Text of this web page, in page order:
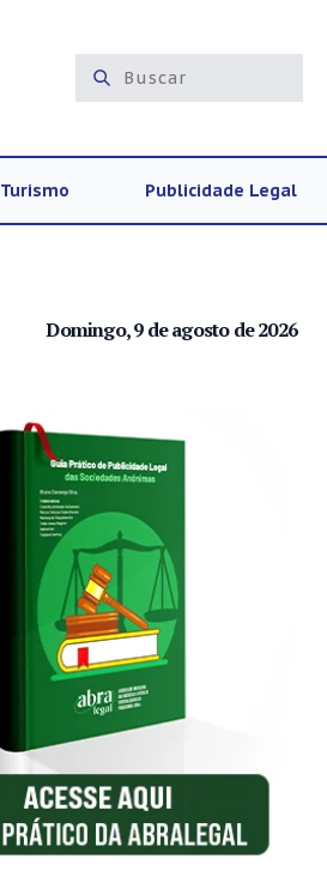
Turismo Publicidade Legal
Domingo, 9 de agosto de 2026